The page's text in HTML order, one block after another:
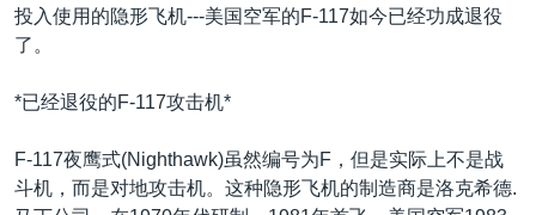
关注西藏
关注新疆
GEN Z 看美国
投入使用的隐形飞机---美国空军的F-117如今已经功成退役
了。
*已经退役的F-117攻击机*
F-117夜鹰式(Nighthawk)虽然编号为F，但是实际上不是战
斗机，而是对地攻击机。这种隐形飞机的制造商是洛克希德.